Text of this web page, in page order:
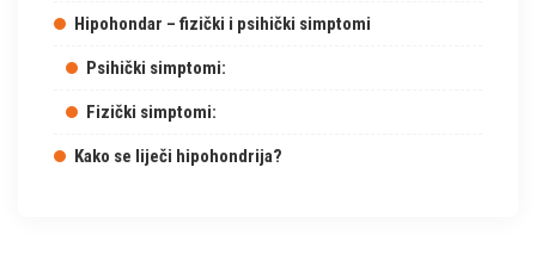
Hipohondar – fizički i psihički simptomi
Psihički simptomi:
Fizički simptomi:
Kako se liječi hipohondrija?